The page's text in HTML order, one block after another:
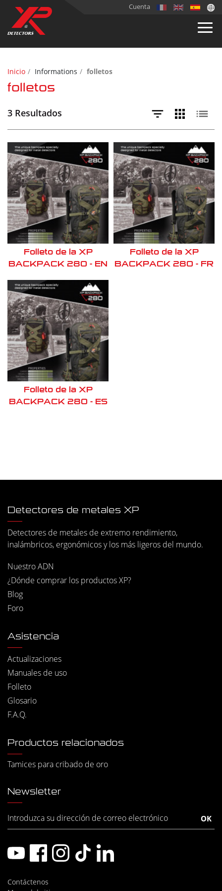
Cuenta
Inicio Informations folletos
folletos
3 Resultados
Folleto de la XP
BACKPACK 280 - EN
Folleto de la XP
BACKPACK 280 - FR
Folleto de la XP
BACKPACK 280 - ES
Detectores de metales XP
Detectores de metales de extremo rendimiento,
inalámbricos, ergonómicos y los más ligeros del mundo.
Nuestro ADN
¿Dónde comprar los productos XP?
Blog
Foro
Asistencia
Actualizaciones
Manuales de uso
Folleto
Glosario
F.A.Q.
Productos relacionados
Tamices para cribado de oro
Newsletter
Contáctenos